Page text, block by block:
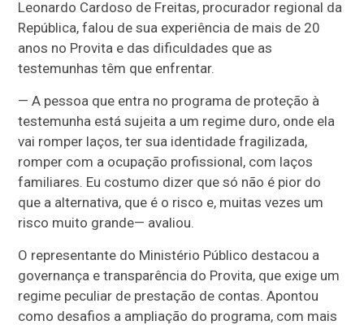
Leonardo Cardoso de Freitas, procurador regional da
República, falou de sua experiência de mais de 20
anos no Provita e das dificuldades que as
testemunhas têm que enfrentar.
—A pessoa que entra no programa de proteção à
testemunha está sujeita a um regime duro, onde ela
vai romper laços, ter sua identidade fragilizada,
romper com a ocupação profissional, com laços
familiares. Eu costumo dizer que só não é pior do
que a alternativa, que é o risco e, muitas vezes um
risco muito grande— avaliou.
O representante do Ministério Público destacou a
governança e transparência do Provita, que exige um
regime peculiar de prestação de contas. Apontou
como desafios a ampliação do programa, com mais